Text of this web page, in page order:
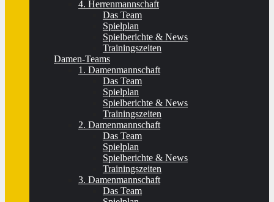
4. Herrenmannschaft
Das Team
Spielplan
Spielberichte & News
Trainingszeiten
Damen-Teams
1. Damenmannschaft
Das Team
Spielplan
Spielberichte & News
Trainingszeiten
2. Damenmannschaft
Das Team
Spielplan
Spielberichte & News
Trainingszeiten
3. Damenmannschaft
Das Team